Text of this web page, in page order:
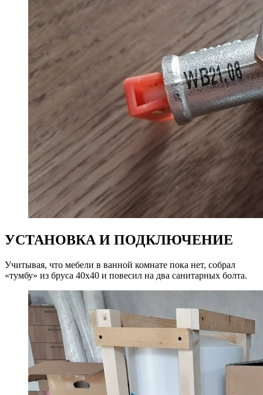
УСТАНОВКА И ПОДКЛЮЧЕНИЕ
Учитывая, что мебели в ванной комнате пока нет, собрал
«тумбу» из бруса 40х40 и повесил на два санитарных болта.